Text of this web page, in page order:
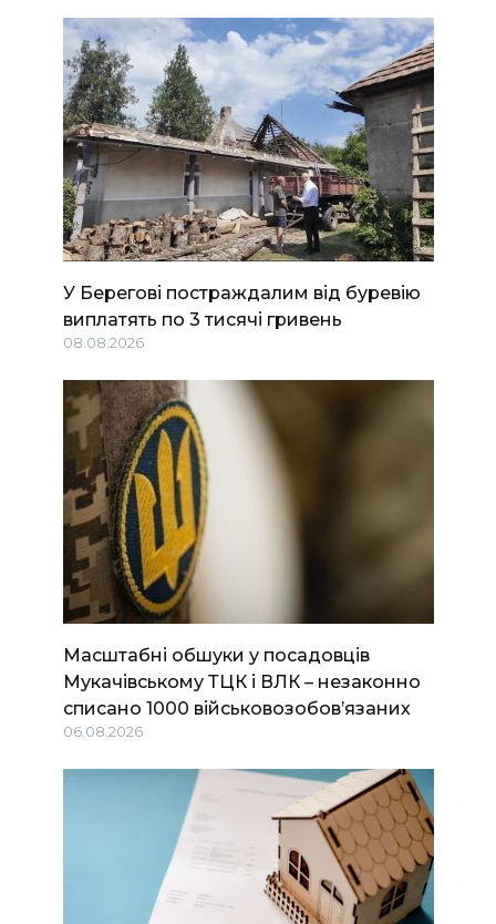
У Берегові постраждалим від буревію
виплатять по 3 тисячі гривень
08.08.2026
Масштабні обшуки у посадовців
Мукачівському ТЦК і ВЛК – незаконно
списано 1000 військовозобов’язаних
06.08.2026